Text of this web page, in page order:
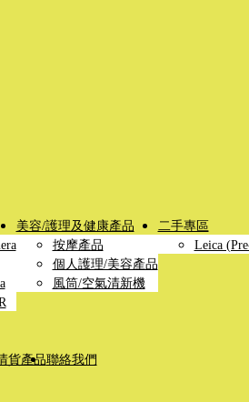
美容/護理及健康產品
按摩產品
個人護理/美容產品
風筒/空氣清新機
二手專區
Leica
貨產品聯絡我們